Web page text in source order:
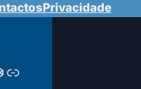
Privacidade
Ligação